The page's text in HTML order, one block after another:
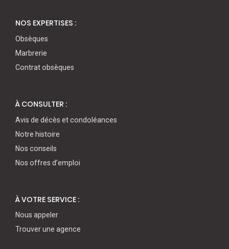
NOS EXPERTISES :
Obsèques
Marbrerie
Contrat obsèques
À CONSULTER :
Avis de décès et condoléances
Notre histoire
Nos conseils
Nos offres d’emploi
À VOTRE SERVICE :
Nous appeler
Trouver une agence